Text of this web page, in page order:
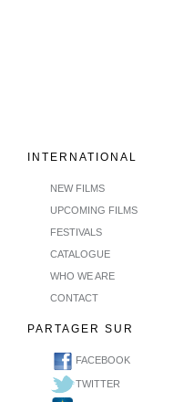
INTERNATIONAL
NEW FILMS
UPCOMING FILMS
FESTIVALS
CATALOGUE
WHO WE ARE
CONTACT
PARTAGER SUR
FACEBOOK
TWITTER